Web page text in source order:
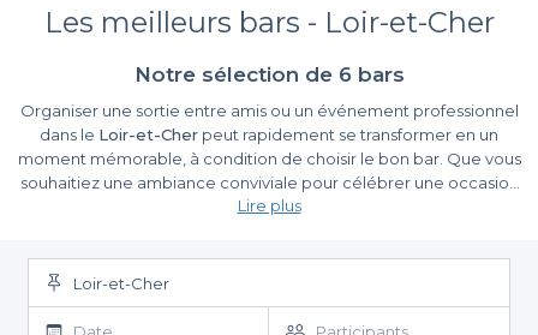
Les meilleurs bars - Loir-et-Cher
Notre sélection de 6 bars
Organiser une sortie entre amis ou un événement professionnel
dans le Loir-et-Cher peut rapidement se transformer en un
moment mémorable, à condition de choisir le bon bar. Que vous
souhaitiez une ambiance conviviale pour célébrer une occasion
spéciale ou un cadre détendu pour un afterwork, cette
regorge debars uniquescapables de répondre à vos attentes.
Un choix varié pour tous les goûts
Grâce àPrivateaser
Lire plus
Loir-et-Cher